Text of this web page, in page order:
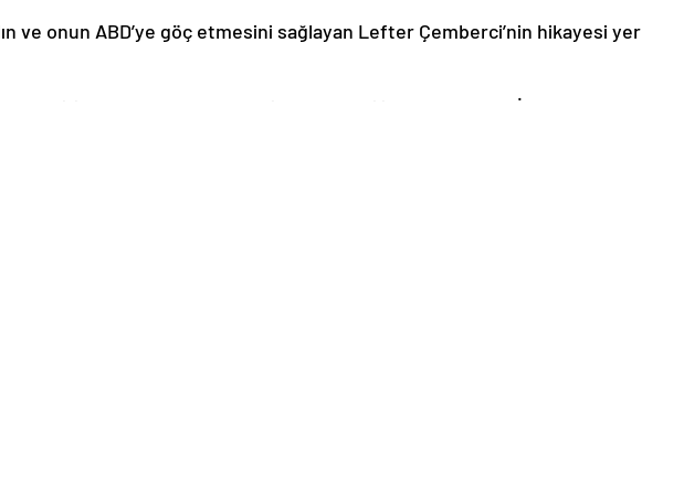
ve onun ABD’ye göç etmesini sağlayan Lefter Çemberci’nin hikayesi yer
anlatan 71 yaşındaki Aydın, terzilik yapan babası İzzet Aydın’ın